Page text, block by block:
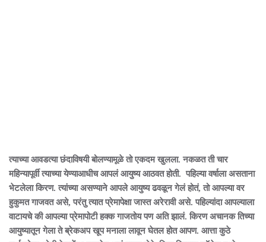
त्याच्या आवडत्या छंदाविषयी बोलण्यामूळे तो एकदम खुलला. नकळत ती चार
महिन्यापूर्वी त्याच्या येण्याआधीच आपलं आयुष्य आठवत होती. पहिल्या वर्षाला असताना
भेटलेला किरण. त्यांच्या असण्याने आपले आयुष्य ढवळून गेलं होतं, तो आपल्या वर
हुकुमत गाजवत असे, परंतु त्यात प्रेमापेक्षा जास्त अरेरावी असे. पहिल्यांदा आपल्याला
वाटायचे की आपल्या प्रेमापोटी हक्क गाजतोय पण अति झालं. किरण अचानक तिच्या
आयुष्यातून गेला ते ब्रेकअप खूप मनाला लावून घेतल होत आपण. आत्ता कुठे